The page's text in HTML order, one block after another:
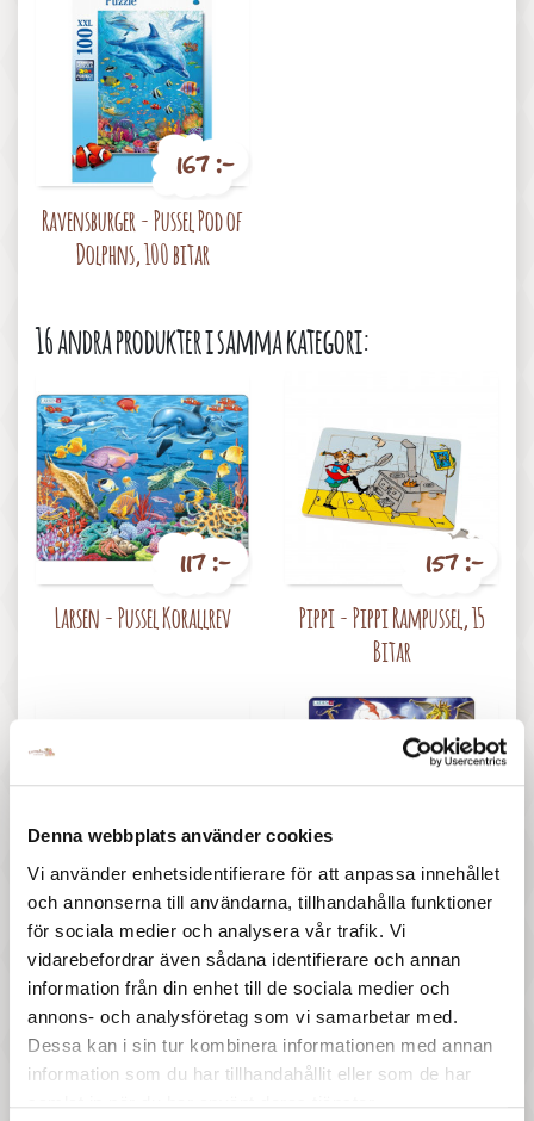
Denna webbplats använder cookies
Vi använder enhetsidentifierare för att anpassa innehållet
och annonserna till användarna, tillhandahålla funktioner
för sociala medier och analysera vår trafik. Vi
vidarebefordrar även sådana identifierare och annan
information från din enhet till de sociala medier och
annons- och analysföretag som vi samarbetar med.
Dessa kan i sin tur kombinera informationen med annan
information som du har tillhandahållit eller som de har
167 :-
Ravensburger - Pussel Pod of
Dolphns, 100 bitar
16 andra produkter i samma kategori:
117 :-
Larsen - Pussel Korallrev
157 :-
Pippi - Pippi Rampussel, 15
Bitar
Pris
157 :-
Ravensburger - Pussel Paw
patrol, 2x24 bitar
Pris
117 :-
Larsen - Pussel Drakar